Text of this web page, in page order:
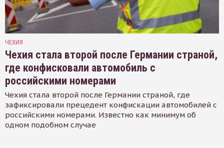
ЧЕХИЯ
Чехия стала второй после Германии страной,
где конфисковали автомобиль с
российскими номерами
Чехия стала второй после Германии страной, где
зафиксировали прецедент конфискации автомобилей с
российскими номерами. Известно как минимум об
одном подобном случае